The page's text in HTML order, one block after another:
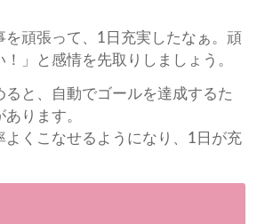
を頑張って、1日充実したなぁ。頑
」と感情を先取りしましょう。
ると、自動でゴールを達成するた
ります。
よくこなせるようになり、1日が充